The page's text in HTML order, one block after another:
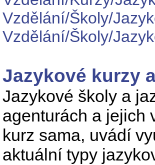
Vzdělání/Školy/
Vzdělání/Školy/
Jazykové kurzy
Jazykové školy a
agenturách a jejich
kurz sama, uvádí
aktuální typy